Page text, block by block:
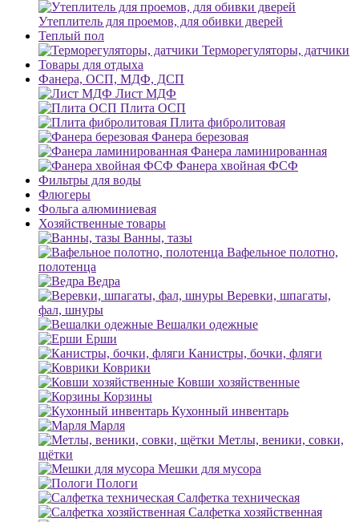
Утеплитель для проемов, для обивки дверей
Теплый пол
Терморегуляторы, датчики
Товары для отдыха
Фанера, ОСП, МДФ, ДСП
Лист МДФ
Плита ОСП
Плита фибролитовая
Фанера березовая
Фанера ламинированная
Фанера хвойная ФСФ
Фильтры для воды
Флюгеры
Фольга алюминиевая
Хозяйственные товары
Ванны, тазы
Вафельное полотно,
полотенца
Ведра
Веревки, шпагаты,
фал, шнуры
Вешалки одежные
Ерши
Канистры, бочки, фляги
Коврики
Ковши хозяйственные
Корзины
Кухонный инвентарь
Марля
Метлы, веники, совки,
щётки
Мешки для мусора
Пологи
Салфетка техническая
Салфетка хозяйственная